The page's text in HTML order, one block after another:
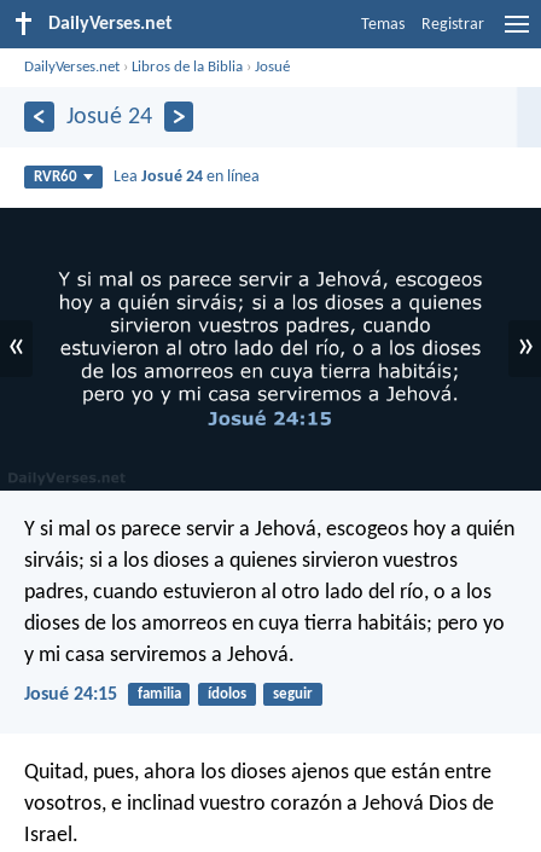
DailyVerses.net Temas Registrar
DailyVerses.net ›Libros de la Biblia ›Josué
Josué 24
RVR60 LeaJosué 24 en línea
« »
Y si mal os parece servir a Jehová, escogeos hoy a quién
sirváis; si a los dioses a quienes sirvieron vuestros
padres, cuando estuvieron al otro lado del río, o a los
dioses de los amorreos en cuya tierra habitáis; pero yo
y mi casa serviremos a Jehová.
Josué 24:15 familia ídolos seguir
Quitad, pues, ahora los dioses ajenos que están entre
vosotros, e inclinad vuestro corazón a Jehová Dios de
Israel.